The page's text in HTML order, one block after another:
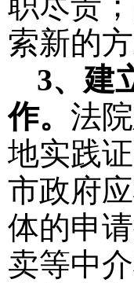
索新的
3、建
作。 法
地实践
市政府
体的申
卖等中